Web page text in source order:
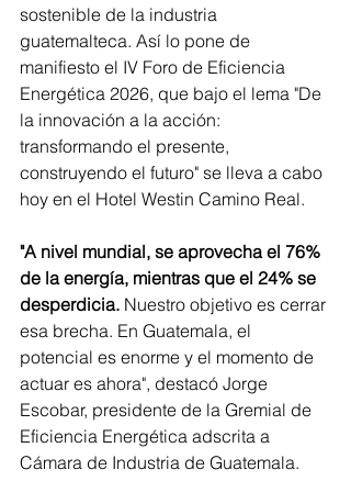
sostenible de la industria
guatemalteca. Así lo pone de
manifiesto el IV Foro de Eficiencia
Energética 2026, que bajo el lema "De
la innovación a la acción:
transformando el presente,
construyendo el futuro" se lleva a cabo
hoy en el Hotel Westin Camino Real.
"A nivel mundial, se aprovecha el 76%
de la energía, mientras que el 24% se
desperdicia. Nuestro objetivo es cerrar
esa brecha. En Guatemala, el
potencial es enorme y el momento de
actuar es ahora", destacó Jorge
Escobar, presidente de la Gremial de
Eficiencia Energética adscrita a
Cámara de Industria de Guatemala.